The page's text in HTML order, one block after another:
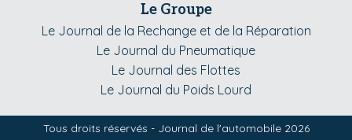
Le Groupe
Le Journal de la Rechange et de la Réparation
Le Journal du Pneumatique
Le Journal des Flottes
Le Journal du Poids Lourd
Tous droits réservés - Journal de l'automobile 2026